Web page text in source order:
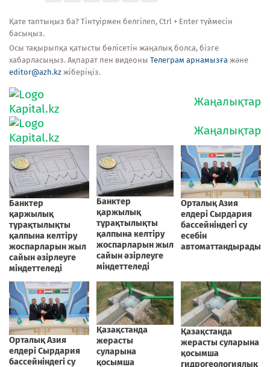
Қате таптыңыз ба? Тінтуірмен белгілеп, Ctrl + Enter түймесін
басыңыз.
Осы тақырыпқа қатысты бөлісетін жаңалық болса, бізге
хабарласыңыз. Ақпарат пен видеоны Телеграм арнамызға және
editor@azh.kz жіберіңіз.